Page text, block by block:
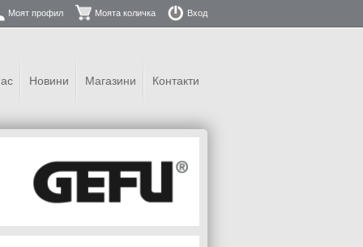
Моят профил Моята количка Вход
Новини Магазини Контакти